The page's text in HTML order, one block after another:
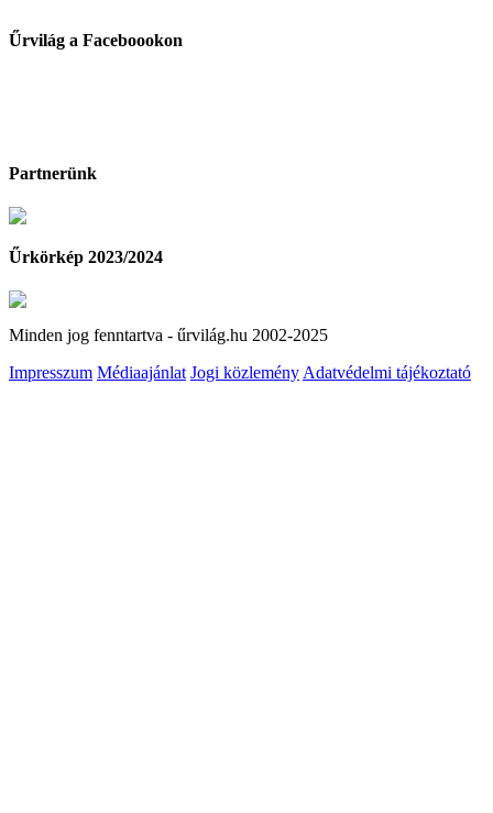
Űrvilág a Faceboookon
Partnerünk
Űrkörkép 2023/2024
Minden jog fenntartva - űrvilág.hu 2002-2025
Impresszum Médiaajánlat Jogi közlemény Adatvédelmi tájékoztató